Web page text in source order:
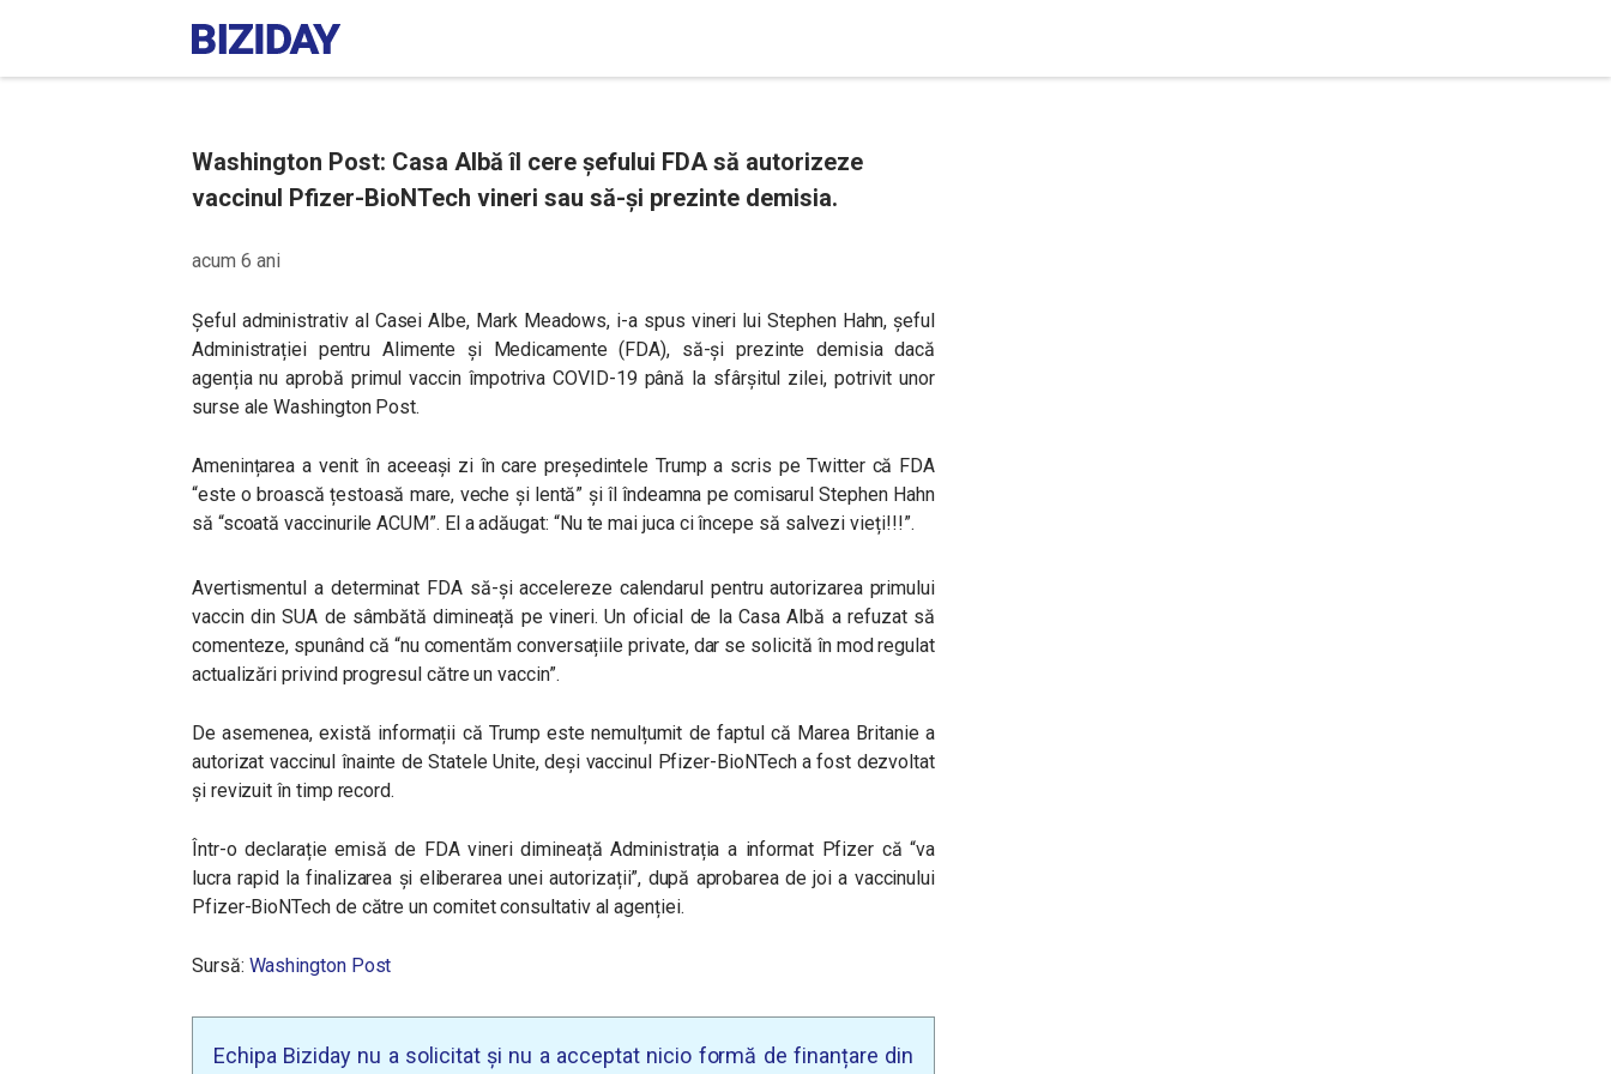
Washington Post: Casa Albă îl cere șefului FDA să autorizeze
vaccinul Pfizer-BioNTech vineri sau să-și prezinte demisia.
acum 6 ani
Șeful administrativ al Casei Albe, Mark Meadows, i-a spus vineri lui Stephen Hahn, șeful
Administrației pentru Alimente și Medicamente (FDA), să-și prezinte demisia dacă
agenția nu aprobă primul vaccin împotriva COVID-19 până la sfârșitul zilei, potrivit unor
surse ale Washington Post.
Amenințarea a venit în aceeași zi în care președintele Trump a scris pe Twitter că FDA
“este o broască țestoasă mare, veche și lentă” și îl îndeamna pe comisarul Stephen Hahn
să “scoată vaccinurile ACUM”. El a adăugat: “Nu te mai juca ci începe să salvezi vieți!!!”.
Avertismentul a determinat FDA să-și accelereze calendarul pentru autorizarea primului
vaccin din SUA de sâmbătă dimineață pe vineri. Un oficial de la Casa Albă a refuzat să
comenteze, spunând că “nu comentăm conversațiile private, dar se solicită în mod regulat
actualizări privind progresul către un vaccin”.
De asemenea, există informații că Trump este nemulțumit de faptul că Marea Britanie a
autorizat vaccinul înainte de Statele Unite, deși vaccinul Pfizer-BioNTech a fost dezvoltat
și revizuit în timp record.
Într-o declarație emisă de FDA vineri dimineață Administrația a informat Pfizer că “va
lucra rapid la finalizarea și eliberarea unei autorizații”, după aprobarea de joi a vaccinului
Pfizer-BioNTech de către un comitet consultativ al agenției.
Sursă: Washington Post
Echipa Biziday nu a solicitat și nu a acceptat nicio formă de finanțare din